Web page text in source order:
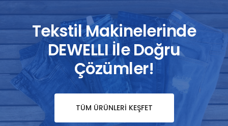
Tekstil Makinelerinde
DEWELLI İle Doğru
Çözümler!
TÜM ÜRÜNLERI KEŞFET